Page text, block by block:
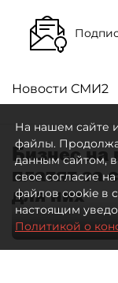
Новости СМИ2
Бизнес на
платят за
для них
На нашем сайте
файлы.
данным сайтом,
свое согласие
файлов cookie в
настоящим
Политикой о